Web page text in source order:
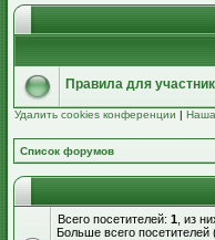
Правила для
Удалить cookies конференции |
Список форумов
Всего посетителей: 1 , из
Больше всего посетителей